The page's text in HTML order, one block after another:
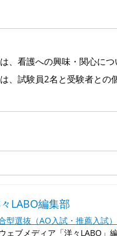
、看護への興味・関心につ
、試験員2名と受験者との
LABO編集部
型選抜（AO入試・推薦入試
ェブメディア「洋々LABO」